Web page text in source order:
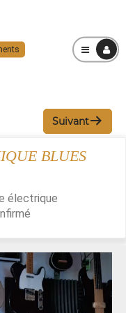
MENU
Suivant
BLUES
électrique